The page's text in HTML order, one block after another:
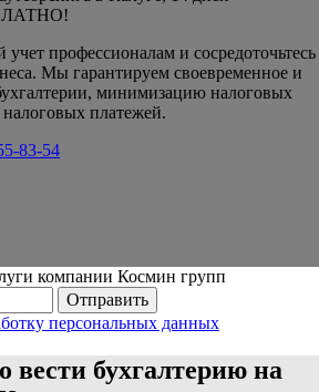
учет профессионалам и сосредоточьтесь
Мы гарантируем своевременное и
минимизацию налоговых
платежей.
83-54
компании Космин групп
персональных данных
вести бухгалтерию на